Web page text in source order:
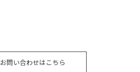
お問い合わせはこちら